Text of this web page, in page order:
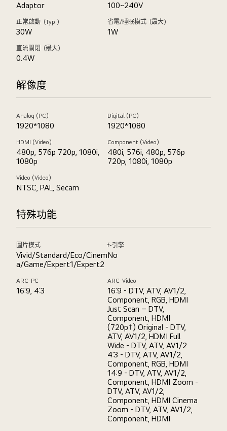
Adaptor 100~240V
正常啟動（Typ.）
30W
省電/睡眠模式（最大）
1W
直流關閉（最大）
0.4W
解像度
Analog (PC)
1920*1080
Digital (PC)
1920*1080
HDMI (Video)
480p, 576p 720p, 1080i,
1080p
Component (Video)
480i, 576i, 480p, 576p
720p, 1080i, 1080p
Video (Video)
NTSC, PAL, Secam
特殊功能
圖片模式
Vivid/Standard/Eco/Cinem
a/Game/Expert1/Expert2
f-引擎
No
ARC-PC
16:9, 4:3
ARC-Video
16:9 - DTV, ATV, AV1/2,
Component, RGB, HDMI
Just Scan – DTV,
Component, HDMI
(720p↑) Original - DTV,
ATV, AV1/2, HDMI Full
Wide - DTV, ATV, AV1/2
4:3 - DTV, ATV, AV1/2,
Component, RGB, HDMI
14:9 - DTV, ATV, AV1/2,
Component, HDMI Zoom -
DTV, ATV, AV1/2,
Component, HDMI Cinema
Zoom - DTV, ATV, AV1/2,
Component, HDMI